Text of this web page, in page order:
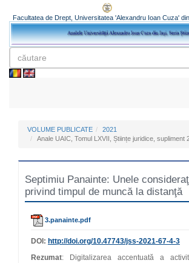
Facultatea de Drept, Universitatea 'Alexandru Ioan Cuza'
VOLUME PUBLICATE
2021
Anale UAIC, Tomul LXVII, Științe juridice, supliment
Septimiu Panainte: Unele
privind timpul de muncă la distanţă
3.panainte.pdf
DOI: http://doi.org/10.47743/jss-2021-67-4-3
Rezumat: Digitalizarea accentuată a